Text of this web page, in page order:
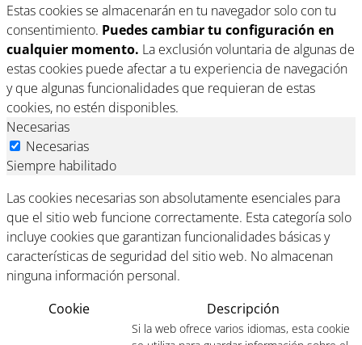
Estas cookies se almacenarán en tu navegador solo con tu
consentimiento. Puedes cambiar tu configuración en
cualquier momento. La exclusión voluntaria de algunas de
estas cookies puede afectar a tu experiencia de navegación
y que algunas funcionalidades que requieran de estas
cookies, no estén disponibles.
Necesarias
Necesarias
Siempre habilitado
Las cookies necesarias son absolutamente esenciales para
que el sitio web funcione correctamente. Esta categoría solo
incluye cookies que garantizan funcionalidades básicas y
características de seguridad del sitio web. No almacenan
ninguna información personal.
Cookie
Descripción
Si la web ofrece varios idiomas, esta cookie